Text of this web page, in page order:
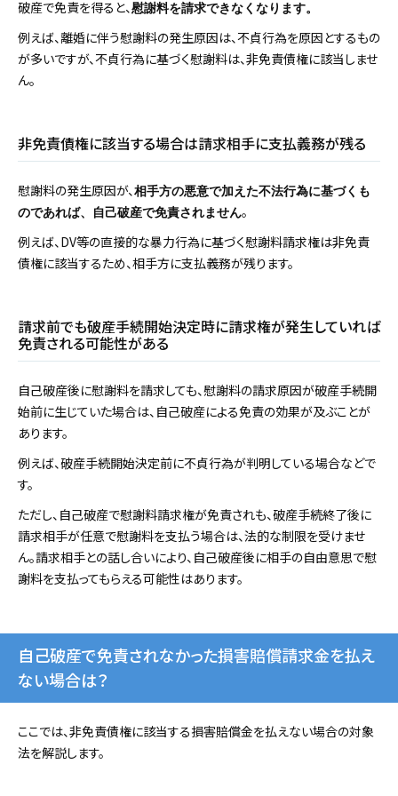
破産で免責を得ると、慰謝料を請求できなくなります。
例えば、離婚に伴う慰謝料の発生原因は、不貞行為を原因とするもの
が多いですが、不貞行為に基づく慰謝料は、非免責債権に該当しませ
ん。
非免責債権に該当する場合は請求相手に支払義務が残る
慰謝料の発生原因が、相手方の悪意で加えた不法行為に基づくも
のであれば、自己破産で免責されません。
例えば、DV等の直接的な暴力行為に基づく慰謝料請求権は非免責
債権に該当するため、相手方に支払義務が残ります。
請求前でも破産手続開始決定時に請求権が発生していれば
免責される可能性がある
自己破産後に慰謝料を請求しても、慰謝料の請求原因が破産手続開
始前に生じていた場合は、自己破産による免責の効果が及ぶことが
あります。
例えば、破産手続開始決定前に不貞行為が判明している場合などで
す。
ただし、自己破産で慰謝料請求権が免責されも、破産手続終了後に
請求相手が任意で慰謝料を支払う場合は、法的な制限を受けませ
ん。請求相手との話し合いにより、自己破産後に相手の自由意思で慰
謝料を支払ってもらえる可能性はあります。
自己破産で免責されなかった損害賠償請求金を払え
ない場合は？
ここでは、非免責債権に該当する損害賠償金を払えない場合の対象
法を解説します。